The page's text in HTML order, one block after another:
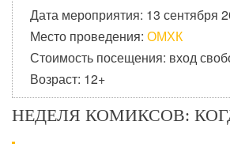
Дата мероприятия: 13 сентября
Место проведения: ОМХК
Стоимость посещения: вход
Возраст: 12+
НЕДЕЛЯ КОМИКСОВ: